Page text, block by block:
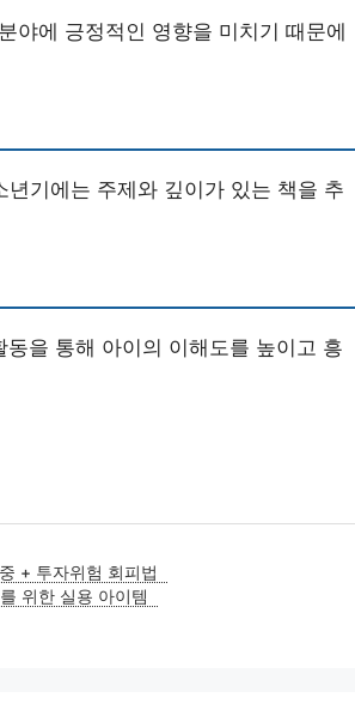
야에 긍정적인 영향을 미치기 때문에
기에는 주제와 깊이가 있는 책을 추
을 통해 아이의 이해도를 높이고 흥
+ 투자위험 회피법
위한 실용 아이템